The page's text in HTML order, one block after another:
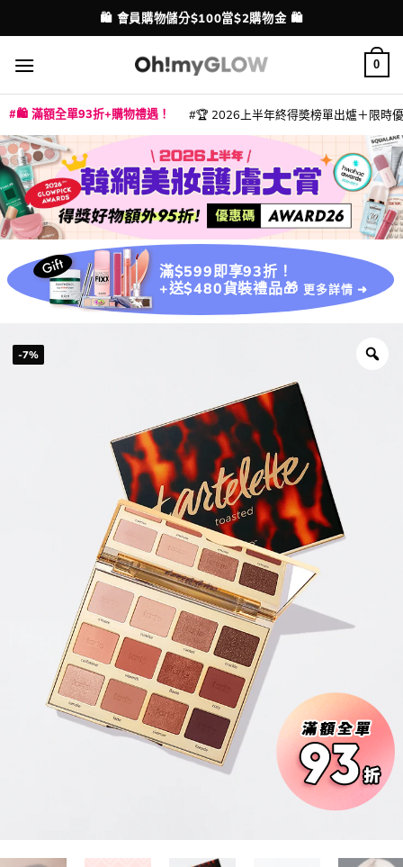
to
content
配送港澳
🛍️ 會員購物儲分$100當$2購物金 🛍️
0
🛍️ 滿額全單93折+購物禮遇！ 🏆 2026上半年終得奬榜單出爐＋限時
滿$599即享93折！
+送$480貨裝禮品🎁 更多詳情 ➜
-7%